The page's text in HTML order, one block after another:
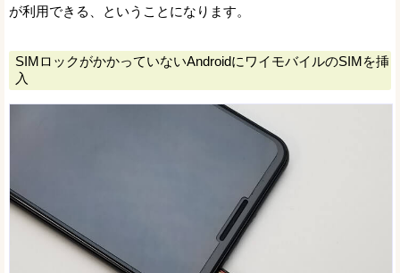
が利用できる、ということになります。
SIMロックがかかっていないAndroidにワイモバイルのSIMを挿
入